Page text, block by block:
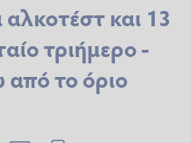
και 13
τριήμερο -
το όριο